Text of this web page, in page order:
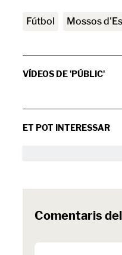
Fútbol Mossos
VÍDEOS DE 'PÚBLIC'
ET POT INTERESSAR
Comentaris